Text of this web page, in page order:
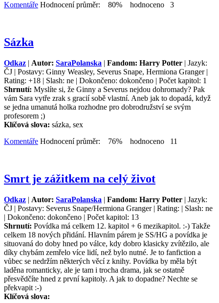
Komentáře Hodnocení průměr: 80% hodnoceno 3
Sázka
Odkaz | Autor: SaraPolanska | Fandom: Harry Potter | Jazyk:
ČJ | Postavy: Ginny Weasley, Severus Snape, Hermiona Granger |
Rating: +18 | Slash: ne | Dokončeno: dokončeno | Počet kapitol: 1
Shrnutí: Myslíte si, že Ginny a Severus nejdou dohromady? Pak
vám Sara vytře zrak s gracií sobě vlastní. Aneb jak to dopadá, když
se jedna umanutá holka rozhodne pro dobrodružství se svým
profesorem ;)
Klíčová slova: sázka, sex
Komentáře Hodnocení průměr: 76% hodnoceno 11
Smrt je zážitkem na celý život
Odkaz | Autor: SaraPolanska | Fandom: Harry Potter | Jazyk:
ČJ | Postavy: Severus Snape/Hermiona Granger | Rating: | Slash: ne
| Dokončeno: dokončeno | Počet kapitol: 13
Shrnutí: Povídka má celkem 12. kapitol + 6 mezikapitol. :-) Takže
celkem 18 nových přidání. Hlavním párem je SS/HG a povídka je
situovaná do doby hned po válce, kdy dobro klasicky zvítězilo, ale
díky chybám zemřelo více lidí, než bylo nutné. Je to fanfiction a
vůbec se nedržím některých věcí z knihy. Povídka by měla být
laděna romanticky, ale je tam i trocha drama, jak se ostatně
přesvědčíte hned z první kapitoly. A jak to dopadne? Nechte se
překvapit :-)
Klíčová slova: